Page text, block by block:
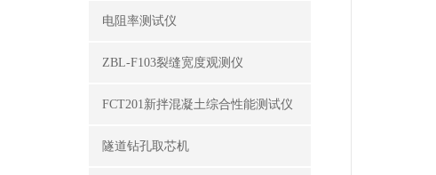
电阻率测试仪
ZBL-F103裂缝宽度观测仪
FCT201新拌混凝土综合性能测试仪
隧道钻孔取芯机